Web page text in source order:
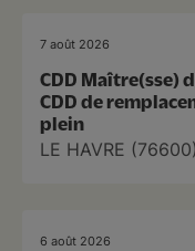
7 août 2026
CDD Maître(sse)
CDD de
plein
LE HAVRE (76600)
6 août 2026